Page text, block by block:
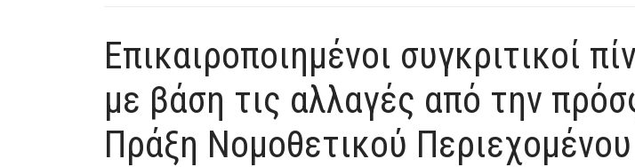
Επικαιροποιημένοι συγκριτικοί
με βάση τις αλλαγές από την
Πράξη Νομοθετικού Περιεχομένου